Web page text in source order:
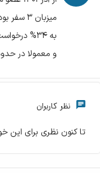
میزبان ۳ سفر بوده است.
به ۳۴% درخواست‌ها پاسخ داده است
و معمولا در حدود ۳۶ دقیقه پاسخگو
نظر کاربران
تا کنون نظری برای این